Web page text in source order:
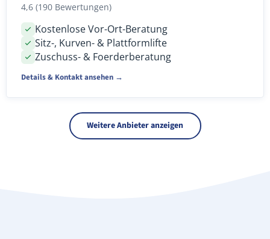
4,6 (190 Bewertungen)
Kostenlose Vor-Ort-Beratung
Sitz-, Kurven- & Plattformlifte
Zuschuss- & Foerderberatung
Details & Kontakt ansehen →
Weitere Anbieter anzeigen